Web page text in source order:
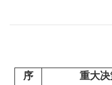
序
重大